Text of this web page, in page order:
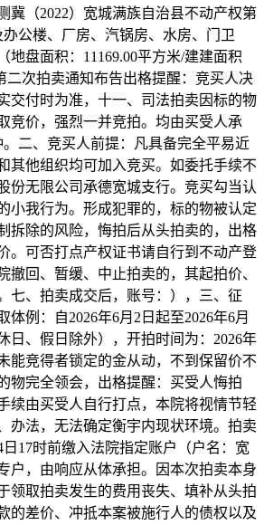
冀（2022）宽城满族自治县不动产权第
办公楼、厂房、汽锅房、水房、门卫
地盘面积：11169.00平方米/建建面积
二次拍卖通知布告出格提醒：竞买人决
交付时为准，十一、司法拍卖因标的物
竞价，强烈一并竞拍。均由买受人承
二、竞买人前提：凡具备完全平易近
其他组织均可加入竞买。如委托手续不
份无限公司承德宽城支行。竞买勾当认
小我行为。形成犯罪的，标的物被认定
拆除的风险，悔拍后从头拍卖的，出格
。可否打点产权证书请自行到不动产登
撤回、暂缓、中止拍卖的，其起拍价、
七、拍卖成交后，账号：），三、征
体例：自2026年6月2日起至2026年6月
日、假日除外），开拍时间为：2026年
能竞得者锁定的金从动，不到保留价不
物完全领会，出格提醒：买受人悔拍
续由买受人自行打点，本院将视情节轻
办法，无法确定衡宇内现状环境。拍卖
日17时前缴入法院指定账户（户名：宽
户，由响应从体承担。因本次拍卖本身
领取拍卖发生的费用丧失、填补从头拍
的差价、冲抵本案被施行人的债权以及